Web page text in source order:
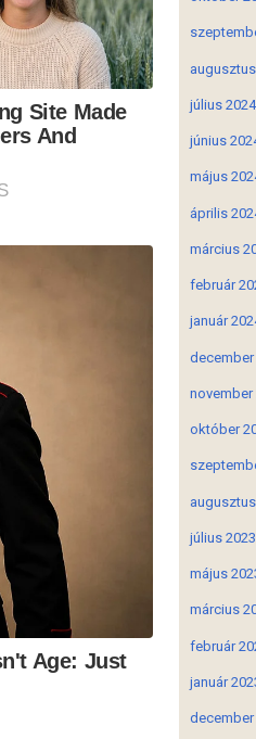
július 2024
június
május
április
március
február
január
december
november
október
július 2023
május
március
február
január
december